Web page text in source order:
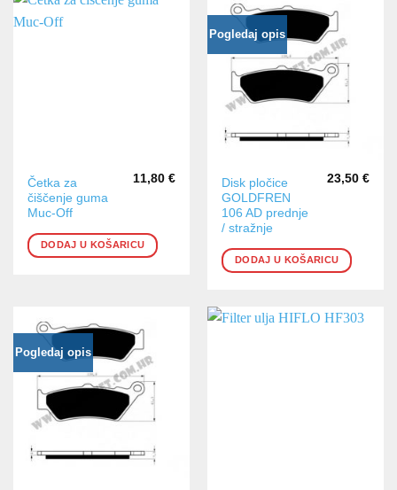
Četka za
čiščenje guma
Muc-Off
11,80 €
DODAJ U KOŠARICU
Pogledaj opis
Disk pločice
GOLDFREN
106 AD prednje
/ stražnje
23,50 €
DODAJ U KOŠARICU
Pogledaj opis